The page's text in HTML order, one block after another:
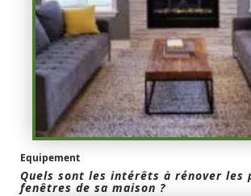
Equipement
Quels sont les intérêts à rénover les
fenêtres de sa maison ?